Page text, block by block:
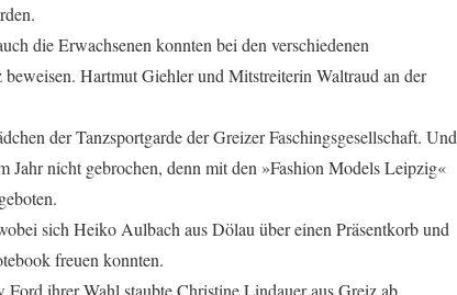
die Erwachsenen konnten bei den verschiedenen
Hartmut Giehler und Mitstreiterin Waltraud an der
der Tanzsportgarde der Greizer Faschingsgesellschaft. Und
Jahr nicht gebrochen, denn mit den »Fashion Models Leipzig«
sich Heiko Aulbach aus Dölau über einen Präsentkorb und
freuen konnten.
ihrer Wahl staubte Christine Lindauer aus Greiz ab.